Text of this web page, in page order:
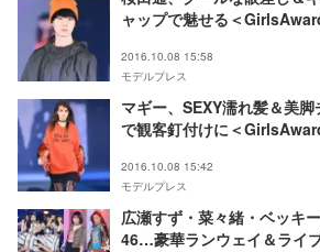
ャップで魅せる＜
2016.10.08 15:58
モデルプレス
マギー、SEXY濡れ髪＆美
で観客釘付けに＜
2016.10.08 15:42
モデルプレス
広瀬すず・菜々緒・ベッキ
46…豪華ランウェイ＆ライ